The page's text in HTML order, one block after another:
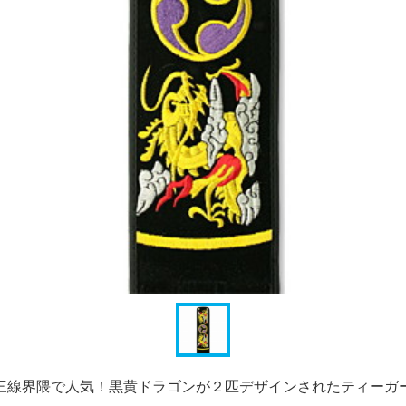
線界隈で人気！黒黄ドラゴンが２匹デザインされたティーガ